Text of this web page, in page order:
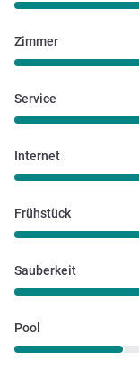
Zimmer
Service
Internet
Frühstück
Sauberkeit
Pool